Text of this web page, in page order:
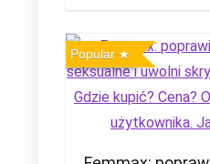
Popular